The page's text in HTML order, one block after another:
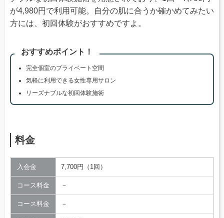
が4,980円で利用可能。自分の肌に合うか確かめてみたい
方には、初回体験がおすすめですよ。
おすすめポイント！
完全個室のプライベート空間
気軽に利用できる女性専用サロン
リーズナブルな初回体験施術
料金
入会金 7,700円（1回）
コース料金 －
コース料金 －